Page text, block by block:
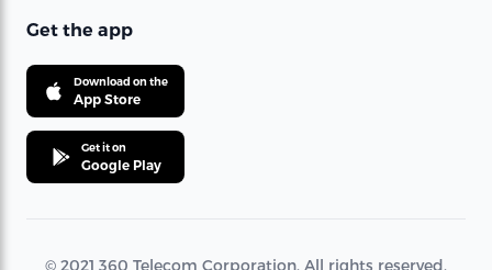
Get the app
Download on the
App Store
Get it on
Google Play
© 2021 360 Telecom Corporation. All rights reserved.